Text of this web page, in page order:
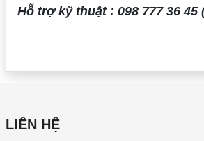
Hỗ trợ kỹ thuật : 098 777 36 45
LIÊN HỆ